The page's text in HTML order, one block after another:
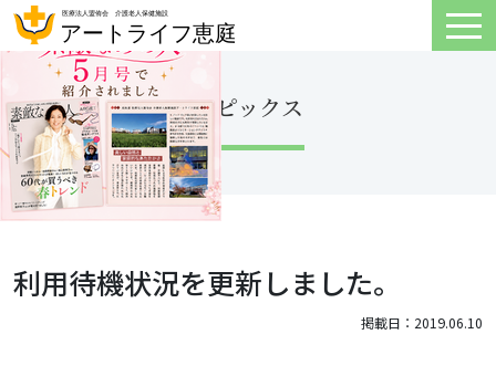
トピックス
利用待機状況を更新しました。
掲載日：2019.06.10